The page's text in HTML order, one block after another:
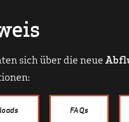
sich über die neue
FAQs